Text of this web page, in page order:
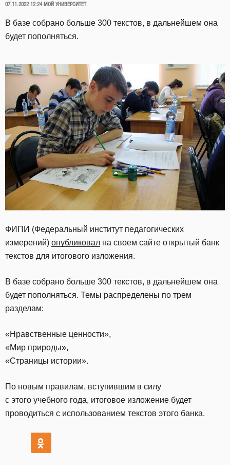
ОПУБЛИКОВАНО
07.11.2022 12:24 МОЙ УНИВЕРСИТЕТ
В базе собрано больше 300 текстов, в дальнейшем она
будет пополняться.
ФИПИ (Федеральный институт педагогических
измерений) опубликовал на своем сайте открытый банк
текстов для итогового изложения.
В базе собрано больше 300 текстов, в дальнейшем она
будет пополняться. Темы распределены по трем
разделам:
«Нравственные ценности»,
«Мир природы»,
«Страницы истории».
По новым правилам, вступившим в силу
с этого учебного года, итоговое изложение будет
проводиться с использованием текстов этого банка.